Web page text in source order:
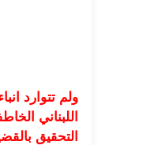
ولم تتوارد
اللبناني
التحقيق